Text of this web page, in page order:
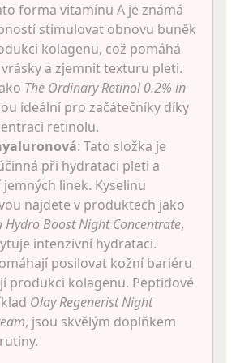
forma vitamínu A je známá
stimulovat obnovu buněk
kolagenu, což pomáhá
a zjemnit texturu pleti.
The Ordinary Retinol 0.2% in
ideální pro začátečníky díky
retinolu.
: Tato složka je
při hydrataci pleti a
linek. Kyselinu
najdete v produktech jako
Hydro Boost Night Concentrate,
intenzivní hydrataci.
posilovat kožní bariéru
produkci kolagenu. Peptidové
Olay Regenerist Night
, jsou skvělým doplňkem